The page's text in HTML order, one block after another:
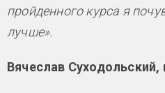
пройденного курса я
лучше».
Вячеслав Суходольский,